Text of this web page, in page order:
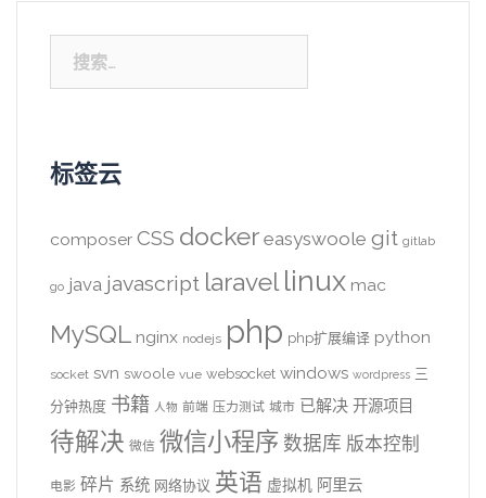
索：
标签云
composer CSS docker easyswoole git gitlab
go java javascript laravel linux mac
MySQL nginx nodejs php php扩展编译 python
socket svn swoole vue websocket windows wordpress 三
分钟热度 书籍 人物 前端 压力测试 城市 已解决 开源项目
待解决 微信 微信小程序 数据库 版本控制
电影 碎片 系统 网络协议 英语 虚拟机 阿里云